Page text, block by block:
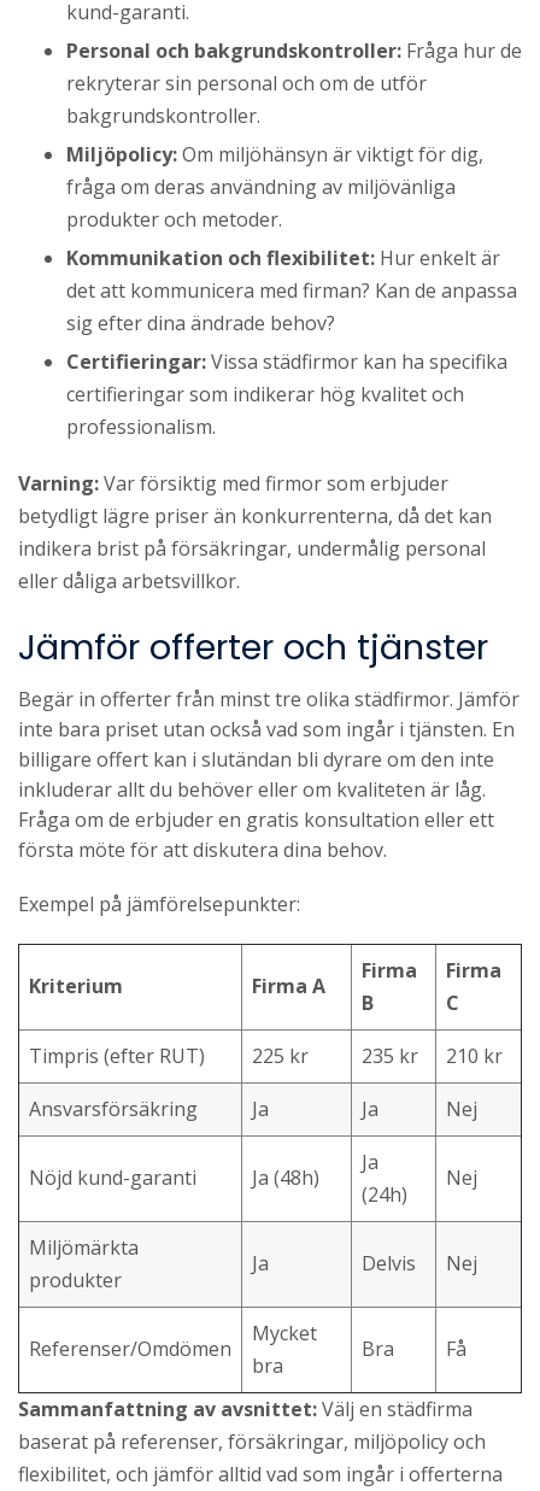
kund-garanti.
Personal och bakgrundskontroller: Fråga hur de
rekryterar sin personal och om de utför
bakgrundskontroller.
Miljöpolicy:Om miljöhänsyn är viktigt för dig,
fråga om deras användning av miljövänliga
produkter och metoder.
Kommunikation och flexibilitet: Hur enkelt är
det att kommunicera med firman? Kan de anpassa
sig efter dina ändrade behov?
Certifieringar:Vissa städfirmor kan ha specifika
certifieringar som indikerar hög kvalitet och
professionalism.
Varning:Var försiktig med firmor som erbjuder
betydligt lägre priser än konkurrenterna, då det kan
indikera brist på försäkringar, undermålig personal
eller dåliga arbetsvillkor.
Jämför offerter och tjänster
Begär in offerter från minst tre olika städfirmor. Jämför
inte bara priset utan också vad som ingår i tjänsten. En
billigare offert kan i slutändan bli dyrare om den inte
inkluderar allt du behöver eller om kvaliteten är låg.
Fråga om de erbjuder en gratis konsultation eller ett
första möte för att diskutera dina behov.
Exempel på jämförelsepunkter:
Kriterium Firma A
Firma
B
Firma
C
Timpris (efter RUT)
225 kr 235 kr
210 kr
Ansvarsförsäkring
Ja Ja Nej
Nöjd kund-garanti Ja (48h)
Ja
(24h)
Nej
Miljömärkta
produkter
Ja Delvis Nej
Referenser/Omdömen
Mycket
bra
Bra Få
Sammanfattning av avsnittet:Välj en städfirma
baserat på referenser, försäkringar, miljöpolicy och
flexibilitet, och jämför alltid vad som ingår i offerterna